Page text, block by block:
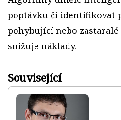
poptávku či identifikovat
pohybující nebo zastaralé
snižuje náklady.
Související